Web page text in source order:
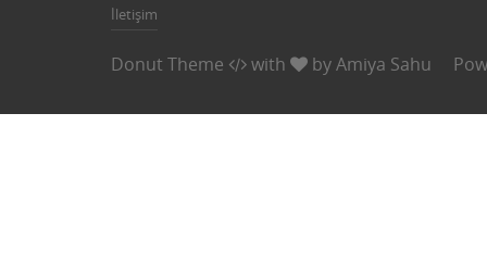
İletişim
Donut Theme with byAmiya Sahu